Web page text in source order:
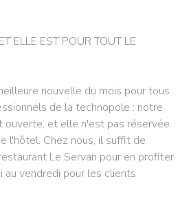
ELLE EST POUR TOUT LE
nouvelle du mois pour tous
de la technopole : notre
ouverte, et elle n'est pas réservée
l'hôtel. Chez nous, il suffit de
Le Servan pour en profiter
au vendredi pour les clients